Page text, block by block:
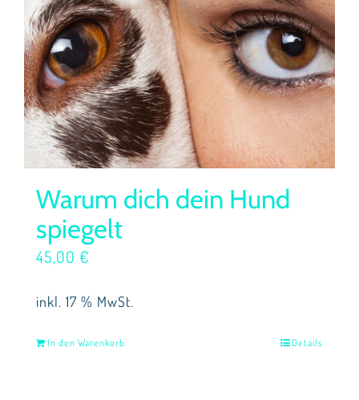
Warum dich dein Hund
spiegelt
45,00 €
inkl. 17 % MwSt.
In den Warenkorb Details